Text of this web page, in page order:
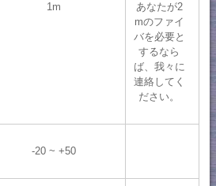
1m
あなたが2
mのファイ
バを必要と
するなら
ば、我々に
連絡してく
ださい。
-20 ~ +50